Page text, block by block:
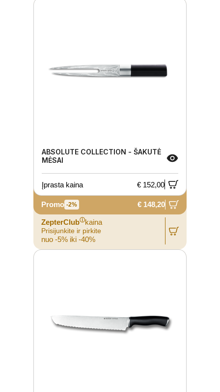
ABSOLUTE COLLECTION - ŠAKUTĖ
MĖSAI
Įprasta kaina € 152,00
Promo -2% € 148,20
ZepterClubⓘkaina
Prisijunkite ir pirkite
nuo -5% iki -40%